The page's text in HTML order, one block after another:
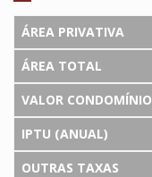
ÁREA PRIVATIVA
ÁREA TOTAL
VALOR CONDOMÍNIO
IPTU (ANUAL)
OUTRAS TAXAS